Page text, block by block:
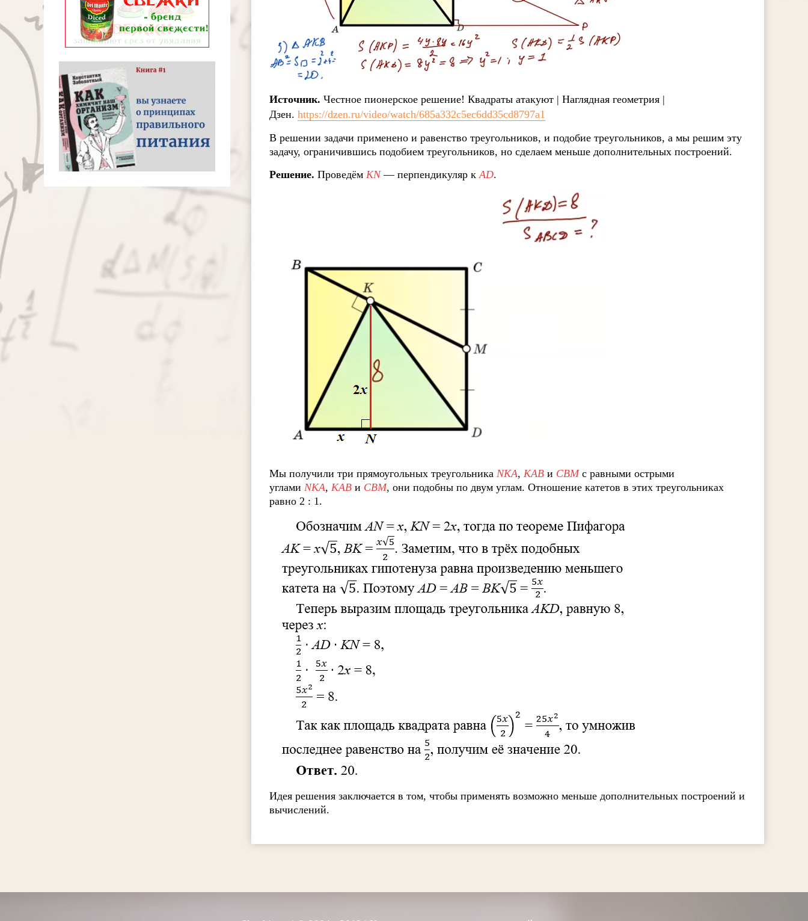
Источник. Честное пионерское решение! Квадраты атакуют | Наглядная геометрия |
Дзен.https://dzen.ru/video/watch/685a332c5ec6dd35cd8797a1
В решении задачи применено и равенство треугольников, и подобие треугольников, а мы решим эту
задачу, ограничившись подобием треугольников, но сделаем меньше дополнительных построений.
Решение. Проведём KN— перпендикуляр кAD.
Мы получили три прямоугольных треугольника NKA, KAB и CBMс равными острыми
углами NKA, KAB и CBM, они подобны по двум углам. Отношение катетов в этих треугольниках
равно 2 : 1.
Идея решения заключается в том, чтобы применять возможно меньше дополнительных построений и
вычислений.